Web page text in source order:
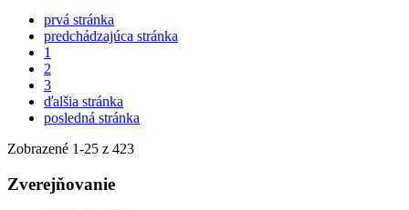
prvá stránka
predchádzajúca stránka
1
2
3
ďalšia stránka
posledná stránka
Zobrazené 1-25 z 423
Zverejňovanie